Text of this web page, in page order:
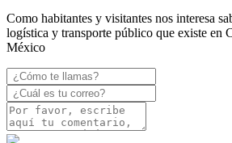
Como habitantes y visitantes nos interesa
logística y transporte público que existe en
México